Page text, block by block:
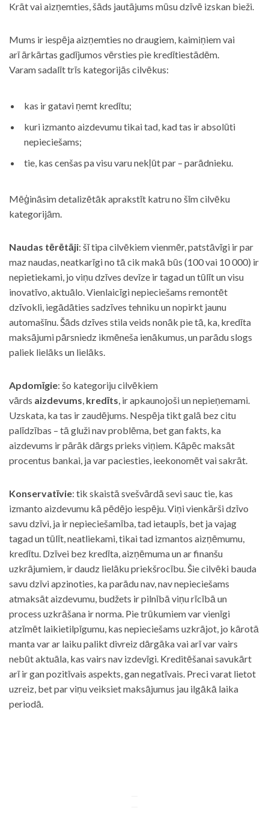
Krāt vai aizņemties, šāds jautājums mūsu dzīvē izskan bieži.
Mums ir iespēja aizņemties no draugiem, kaimiņiem vai
arī ārkārtas gadījumos vērsties pie kredītiestādēm.
Varam sadalīt trīs kategorijās cilvēkus:
kas ir gatavi ņemt kredītu;
kuri izmanto aizdevumu tikai tad, kad tas ir absolūti
nepieciešams;
tie, kas cenšas pa visu varu nekļūt par – parādnieku.
Mēģināsim detalizētāk aprakstīt katru no šīm cilvēku
kategorijām.
Naudas tērētāji: šī tipa cilvēkiem vienmēr, patstāvīgi ir par
maz naudas, neatkarīgi no tā cik makā būs (100 vai 10 000) ir
nepietiekami, jo viņu dzīves devīze ir tagad un tūlīt un visu
inovatīvo, aktuālo. Vienlaicīgi nepieciešams remontēt
dzīvokli, iegādāties sadzīves tehniku un nopirkt jaunu
automašīnu. Šāds dzīves stila veids nonāk pie tā, ka, kredīta
maksājumi pārsniedz ikmēneša ienākumus, un parādu slogs
paliek lielāks un lielāks.
Apdomīgie: šo kategoriju cilvēkiem
vārds aizdevums, kredīts, ir apkaunojoši un nepieņemami.
Uzskata, ka tas ir zaudējums. Nespēja tikt galā bez citu
palīdzības – tā gluži nav problēma, bet gan fakts, ka
aizdevums ir pārāk dārgs prieks viņiem. Kāpēc maksāt
procentus bankai, ja var paciesties, ieekonomēt vai sakrāt.
Konservatīvie: tik skaistā svešvārdā sevi sauc tie, kas
izmanto aizdevumu kā pēdējo iespēju. Viņi vienkārši dzīvo
savu dzīvi, ja ir nepieciešamība, tad ietaupīs, bet ja vajag
tagad un tūlīt, neatliekami, tikai tad izmantos aizņēmumu,
kredītu. Dzīvei bez kredīta, aizņēmuma un ar finanšu
uzkrājumiem, ir daudz lielāku priekšrocību. Šie cilvēki bauda
savu dzīvi apzinoties, ka parādu nav, nav nepieciešams
atmaksāt aizdevumu, budžets ir pilnībā viņu rīcībā un
process uzkrāšana ir norma. Pie trūkumiem var vienīgi
atzīmēt laikietilpīgumu, kas nepieciešams uzkrājot, jo kārotā
manta var ar laiku palikt divreiz dārgāka vai arī var vairs
nebūt aktuāla, kas vairs nav izdevīgi. Kreditēšanai savukārt
arī ir gan pozitīvais aspekts, gan negatīvais. Preci varat lietot
uzreiz, bet par viņu veiksiet maksājumus jau ilgākā laika
periodā.